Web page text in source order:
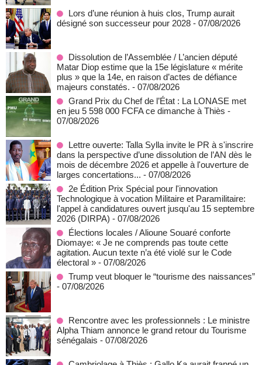
Lors d’une réunion à huis clos, Trump aurait
désigné son successeur pour 2028 - 07/08/2026
Dissolution de l’Assemblée / L’ancien député
Matar Diop estime que la 15e législature « mérite
plus » que la 14e, en raison d’actes de défiance
majeurs constatés. - 07/08/2026
Grand Prix du Chef de l’État : La LONASE met
en jeu 5 598 000 FCFA ce dimanche à Thiès -
07/08/2026
Lettre ouverte: Talla Sylla invite le PR à s'inscrire
dans la perspective d’une dissolution de l’AN dès le
mois de décembre 2026 et appelle à l'ouverture de
larges concertations... - 07/08/2026
2e Édition Prix Spécial pour l'innovation
Technologique à vocation Militaire et Paramilitaire:
l'appel à candidatures ouvert jusqu'au 15 septembre
2026 (DIRPA) - 07/08/2026
Élections locales / Alioune Souaré conforte
Diomaye: « Je ne comprends pas toute cette
agitation. Aucun texte n’a été violé sur le Code
électoral » - 07/08/2026
Trump veut bloquer le “tourisme des naissances”
- 07/08/2026
Rencontre avec les professionnels : Le ministre
Alpha Thiam annonce le grand retour du Tourisme
sénégalais - 07/08/2026